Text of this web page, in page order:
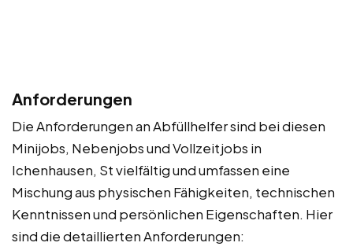
Anforderungen
Die Anforderungen an Abfüllhelfer sind bei diesen
Minijobs, Nebenjobs und Vollzeitjobs in
Ichenhausen, St vielfältig und umfassen eine
Mischung aus physischen Fähigkeiten, technischen
Kenntnissen und persönlichen Eigenschaften. Hier
sind die detaillierten Anforderungen: